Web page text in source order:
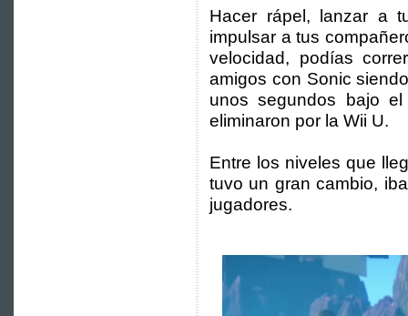
Hacer rápel, lanzar a
impulsar a tus
velocidad, podías
amigos con Sonic
unos segundos bajo
eliminaron por la Wii U.
Entre los niveles que
tuvo un gran cambio,
jugadores.